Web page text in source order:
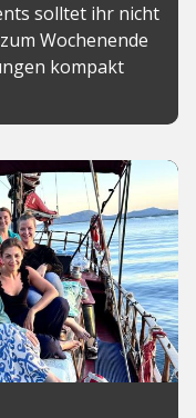
solltet ihr nicht
Wochenende
kompakt